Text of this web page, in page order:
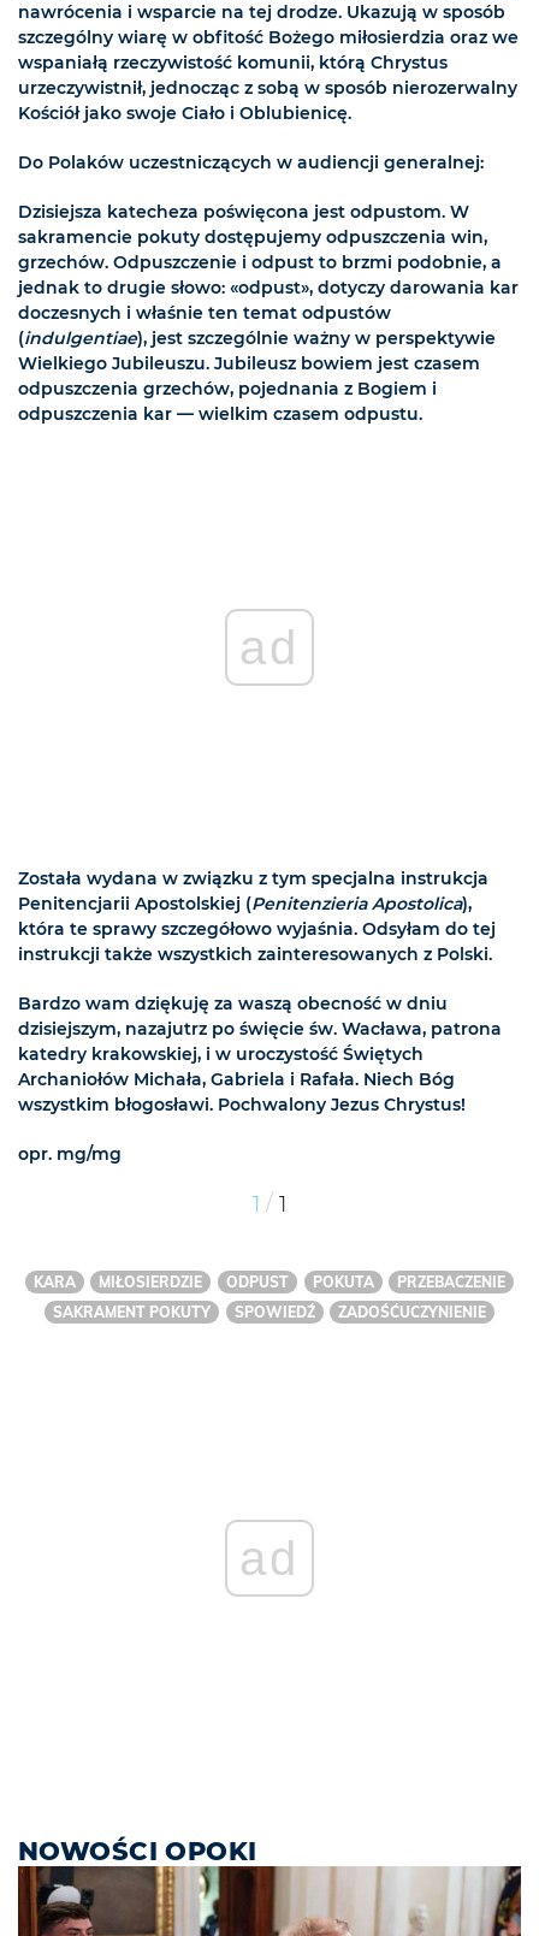
nawrócenia i wsparcie na tej drodze. Ukazują w sposób
szczególny wiarę w obfitość Bożego miłosierdzia oraz we
wspaniałą rzeczywistość komunii, którą Chrystus
urzeczywistnił, jednocząc z sobą w sposób nierozerwalny
Kościół jako swoje Ciało i Oblubienicę.
Do Polaków uczestniczących w audiencji generalnej:
Dzisiejsza katecheza poświęcona jest odpustom. W
sakramencie pokuty dostępujemy odpuszczenia win,
grzechów. Odpuszczenie i odpust to brzmi podobnie, a
jednak to drugie słowo: «odpust», dotyczy darowania kar
doczesnych i właśnie ten temat odpustów
(indulgentiae), jest szczególnie ważny w perspektywie
Wielkiego Jubileuszu. Jubileusz bowiem jest czasem
odpuszczenia grzechów, pojednania z Bogiem i
odpuszczenia kar — wielkim czasem odpustu.
ad
Została wydana w związku z tym specjalna instrukcja
Penitencjarii Apostolskiej (Penitenzieria Apostolica),
która te sprawy szczegółowo wyjaśnia. Odsyłam do tej
instrukcji także wszystkich zainteresowanych z Polski.
Bardzo wam dziękuję za waszą obecność w dniu
dzisiejszym, nazajutrz po święcie św. Wacława, patrona
katedry krakowskiej, i w uroczystość Świętych
Archaniołów Michała, Gabriela i Rafała. Niech Bóg
wszystkim błogosławi. Pochwalony Jezus Chrystus!
opr. mg/mg
1 / 1
KARA MIŁOSIERDZIE ODPUST POKUTA
PRZEBACZENIE
SAKRAMENT POKUTY
SPOWIEDŹ ZADOŚĆUCZYNIENIE
ad
NOWOŚCI OPOKI